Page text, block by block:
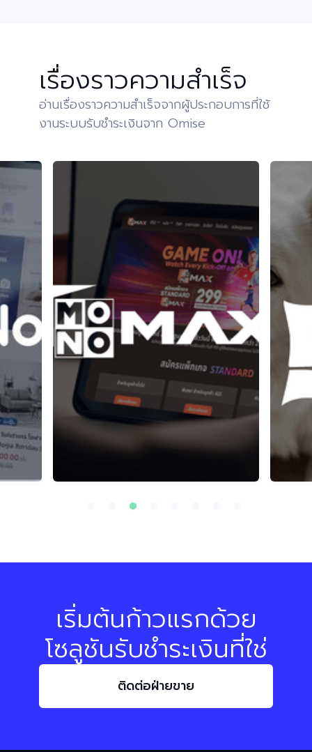
เรื่องราวความสำเร็จ
อ่านเรื่องราวความสำเร็จจากผู้ประกอบการที่ใช้
งานระบบรับชำระเงินจาก Omise
“สำหรับแพลตฟอร์มสตรีมมิ่ง
ออนไลน์อย่าง Monomax ระบบ
การชำระเงินแบบสมัครสมาชิกที่
เชื่อถือได้คือหัวใจสำคัญของการ
รายได้ที่มั่นคงและช่วยลดการสูญ
เสียลูกค้า”
เริ่มต้นก้าวแรกด้วย
โซลูชันรับชำระเงินที่ใช่
ติดต่อฝ่ายขาย